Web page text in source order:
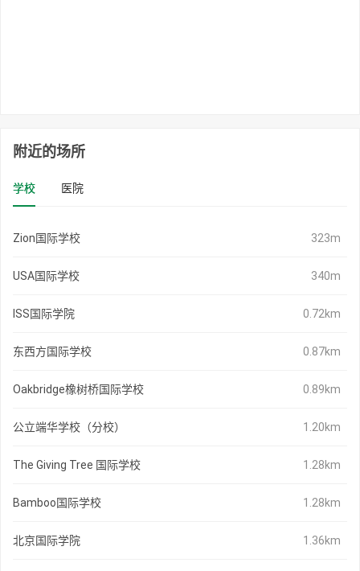
附近的场所
学校 医院
Zion国际学校 323m
USA国际学校 340m
ISS国际学院 0.72km
东西方国际学校 0.87km
Oakbridge橡树桥国际学校 0.89km
公立端华学校（分校） 1.20km
The Giving Tree 国际学校 1.28km
Bamboo国际学校 1.28km
北京国际学院 1.36km